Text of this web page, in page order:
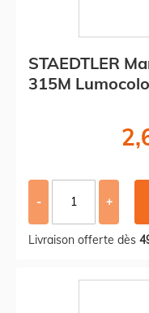
STAEDTLER
315M
- +
Livraison offerte dès